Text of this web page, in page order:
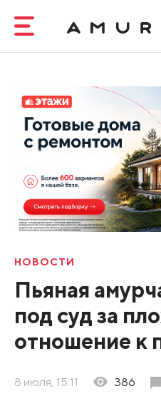
НОВОСТИ
Пьяная
под суд за
отношение к
8 июля, 15:11 386